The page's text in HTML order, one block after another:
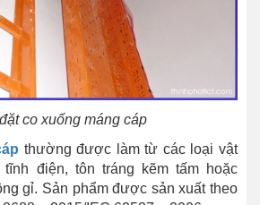
co xuống máng cáp
thường được làm từ các loại vật
điện, tôn tráng kẽm tấm hoặc
gỉ. Sản phẩm được sản xuất theo